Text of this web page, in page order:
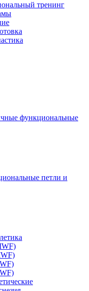
тренинг
функциональные
петли и